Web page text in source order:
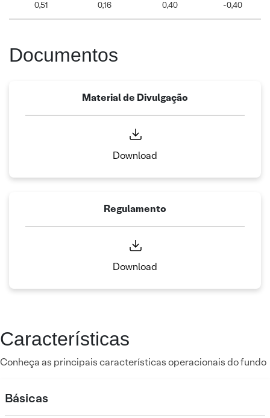
0,51 0,16 0,40 -0,40
Documentos
Material de Divulgação
Download
Regulamento
Download
Características
Conheça as principais características operacionais do fundo
Básicas